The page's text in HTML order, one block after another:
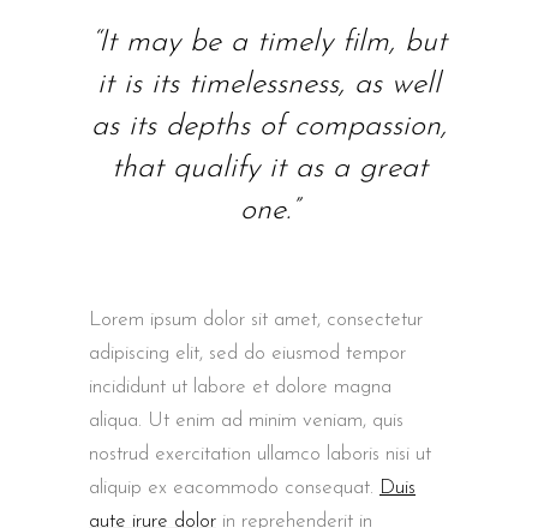
“It may be a timely film, but
it is its timelessness, as well
as its depths of compassion,
that qualify it as a great
one.”
Lorem ipsum dolor sit amet, consectetur
adipiscing elit, sed do eiusmod tempor
incididunt ut labore et dolore magna
aliqua. Ut enim ad minim veniam, quis
nostrud exercitation ullamco laboris nisi ut
aliquip ex eacommodo consequat. Duis
aute irure dolor in reprehenderit in